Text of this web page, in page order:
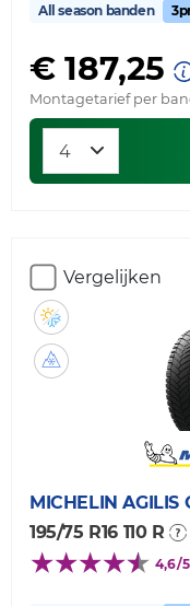
All season banden
€ 187,25
Montagetarief per
Vergelijken
MICHELIN AGILIS
195/75 R16 110 R
4,6/5